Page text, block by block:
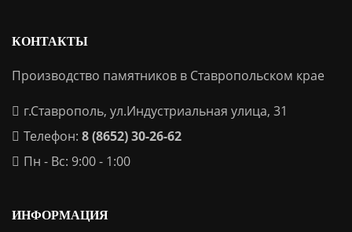
КОНТАКТЫ
Производство памятников в Ставропольском крае
г.Ставрополь, ул.Индустриальная улица, 31
Телефон: 8 (8652) 30-26-62
Пн - Вс: 9:00 - 1:00
ИНФОРМАЦИЯ